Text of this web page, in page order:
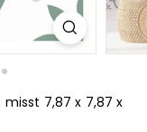
7,87 x 7,87 x